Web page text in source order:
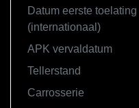
Datum eerste toelating
(internationaal)
APK vervaldatum
Tellerstand
Carrosserie